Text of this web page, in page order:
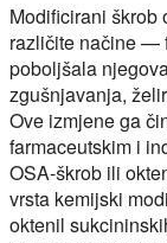
Modificirani škrob
različite načine —
poboljšala
zgušnjavanja,
Ove izmjene ga
farmaceutskim i
OSA-škrob ili
vrsta kemijski
oktenil